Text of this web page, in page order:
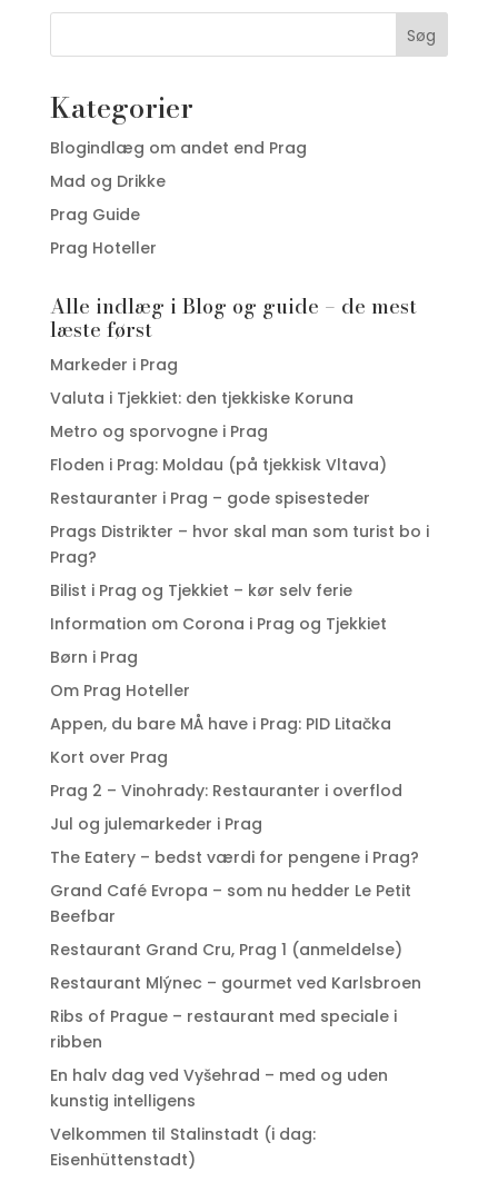
Søg
Kategorier
Blogindlæg om andet end Prag
Mad og Drikke
Prag Guide
Prag Hoteller
Alle indlæg i Blog og guide – de mest
læste først
Markeder i Prag
Valuta i Tjekkiet: den tjekkiske Koruna
Metro og sporvogne i Prag
Floden i Prag: Moldau (på tjekkisk Vltava)
Restauranter i Prag – gode spisesteder
Prags Distrikter – hvor skal man som turist bo i
Prag?
Bilist i Prag og Tjekkiet – kør selv ferie
Information om Corona i Prag og Tjekkiet
Børn i Prag
Om Prag Hoteller
Appen, du bare MÅ have i Prag: PID Litačka
Kort over Prag
Prag 2 – Vinohrady: Restauranter i overflod
Jul og julemarkeder i Prag
The Eatery – bedst værdi for pengene i Prag?
Grand Café Evropa – som nu hedder Le Petit
Beefbar
Restaurant Grand Cru, Prag 1 (anmeldelse)
Restaurant Mlýnec – gourmet ved Karlsbroen
Ribs of Prague – restaurant med speciale i
ribben
En halv dag ved Vyšehrad – med og uden
kunstig intelligens
Velkommen til Stalinstadt (i dag:
Eisenhüttenstadt)